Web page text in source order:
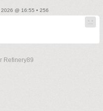
@ 16:55 • 256
Refinery89